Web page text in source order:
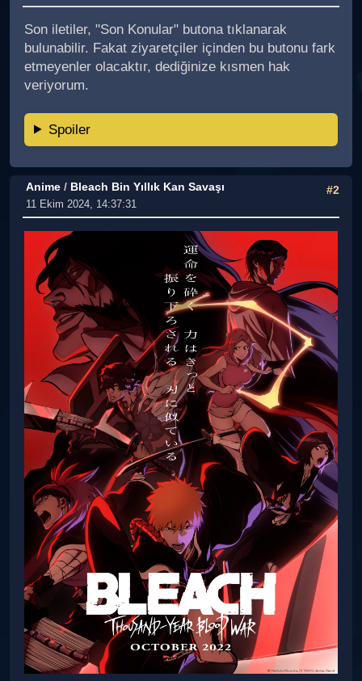
Son iletiler, "Son Konular" butona tıklanarak
bulunabilir. Fakat ziyaretçiler içinden bu butonu fark
etmeyenler olacaktır, dediğinize kısmen hak
veriyorum.
Spoiler
#2
Anime / Bleach Bin Yıllık Kan Savaşı
11 Ekim 2024, 14:37:31